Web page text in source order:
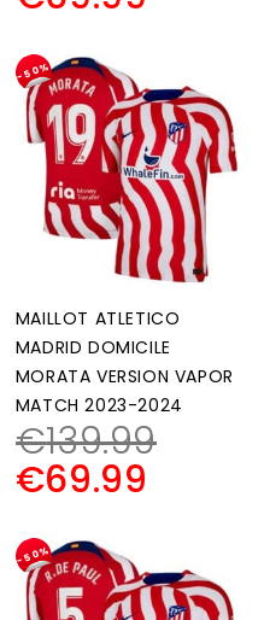
-50%
MAILLOT ATLETICO
MADRID DOMICILE
MORATA VERSION VAPOR
MATCH 2023-2024
€139.99
€69.99
-50%